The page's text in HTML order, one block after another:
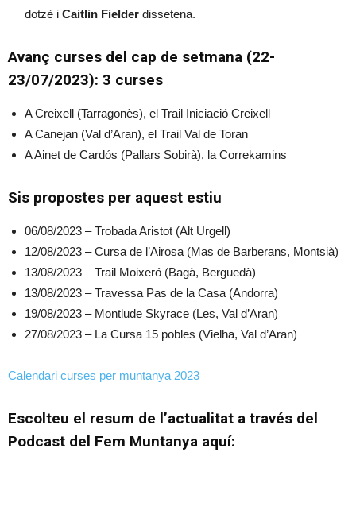
dotzè i Caitlin Fielder dissetena.
Avanç curses del cap de setmana (22-
23/07/2023): 3 curses
A Creixell (Tarragonès), el Trail Iniciació Creixell
A Canejan (Val d’Aran), el Trail Val de Toran
A Ainet de Cardós (Pallars Sobirà), la Correkamins
Sis propostes per aquest estiu
06/08/2023 – Trobada Aristot (Alt Urgell)
12/08/2023 – Cursa de l’Airosa (Mas de Barberans, Montsià)
13/08/2023 – Trail Moixeró (Bagà, Berguedà)
13/08/2023 – Travessa Pas de la Casa (Andorra)
19/08/2023 – Montlude Skyrace (Les, Val d’Aran)
27/08/2023 – La Cursa 15 pobles (Vielha, Val d’Aran)
Calendari curses per muntanya 2023
Escolteu el resum de l’actualitat a través del
Podcast del Fem Muntanya aquí: